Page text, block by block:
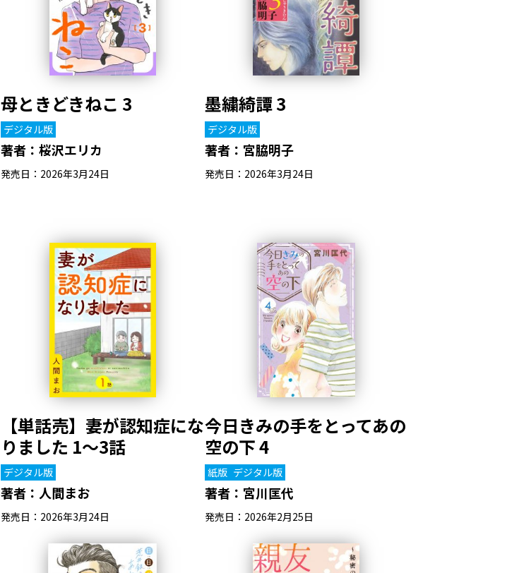
母ときどきねこ 3
デジタル版
著者： 桜沢エリカ
発売日：2026年3月24日
墨繍綺譚 3
デジタル版
著者： 宮脇明子
発売日：2026年3月24日
【単話売】妻が認知症にな
りました 1～3話
デジタル版
著者： 人間まお
発売日：2026年3月24日
今日きみの手をとってあの
空の下 4
紙版 デジタル版
著者： 宮川匡代
発売日：2026年2月25日